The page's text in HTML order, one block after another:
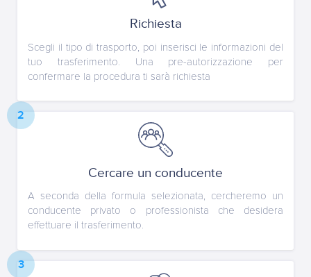
Richiesta
Scegli il tipo di trasporto, poi inserisci le informazioni del
tuo trasferimento. Una pre-autorizzazione per
confermare la procedura ti sarà richiesta
2
Cercare un conducente
A seconda della formula selezionata, cercheremo un
conducente privato o professionista che desidera
effettuare il trasferimento.
3